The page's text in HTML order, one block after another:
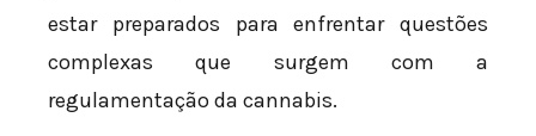
estar preparados para enfrentar questões
complexas que surgem com a
regulamentação da cannabis.